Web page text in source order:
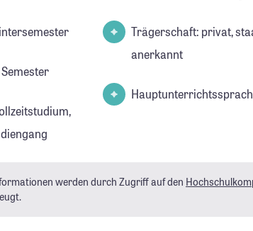
Trägerschaft: privat,
anerkannt
werden durch Zugriff auf den